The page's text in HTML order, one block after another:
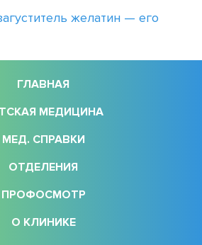
желатин — его
ГЛАВНАЯ
МЕДИЦИНА
МЕД. СПРАВКИ
ОТДЕЛЕНИЯ
ПРОФОСМОТР
О КЛИНИКЕ